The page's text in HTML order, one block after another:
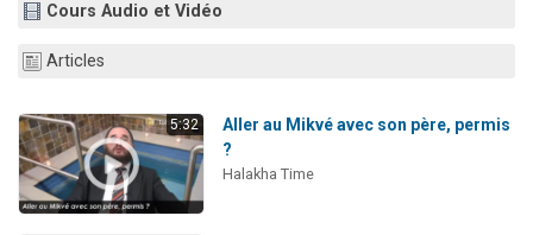
Cours Audio et Vidéo
Articles
5:32
Aller au Mikvé avec son père, permis
?
Halakha Time